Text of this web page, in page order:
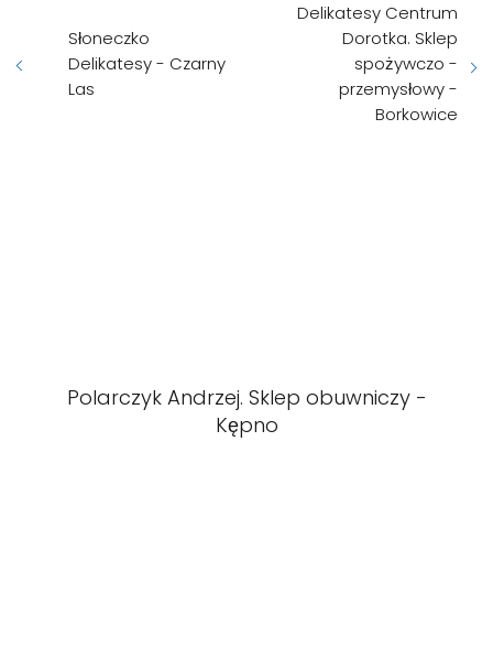
Słoneczko
Delikatesy - Czarny
Las
Delikatesy Centrum
Dorotka. Sklep
spożywczo -
przemysłowy -
Borkowice
Polarczyk Andrzej. Sklep obuwniczy -
Kępno